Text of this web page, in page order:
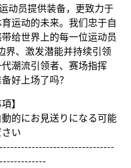
动员提供装备，更致力于
运动的未来。我们忠于自
给世界上的每一位运动员
界、激发潜能并持续引领
潮流引领者、赛场指挥
好上场了吗？
】
的にお見送りになる可能
い